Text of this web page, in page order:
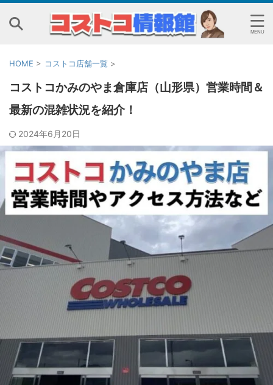
HOME > コストコ店舗一覧 >
コストコかみのやま倉庫店（山形県）営業時間＆
最新の混雑状況を紹介！
2024年6月20日